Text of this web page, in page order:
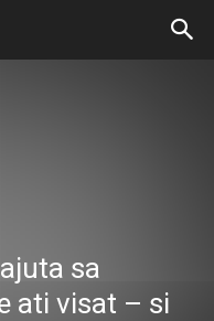
sa
ati visat – si